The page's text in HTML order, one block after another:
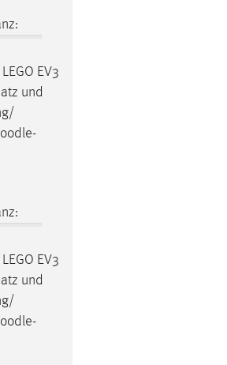
EV3
und
-
EV3
und
-